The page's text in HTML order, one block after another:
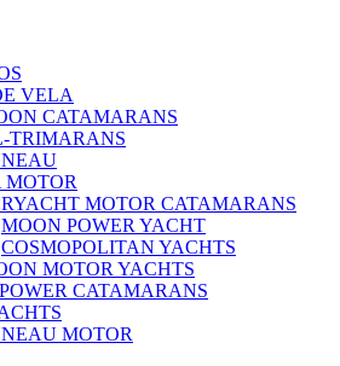
VELA
CATAMARANS
TRIMARANS
MOTOR
MOTOR CATAMARANS
MOON POWER YACHT
COSMOPOLITAN YACHTS
MOTOR YACHTS
CATAMARANS
MOTOR